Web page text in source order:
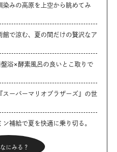
染みの高原を上空から眺めてみ
館で涼む、夏の間だけの贅沢なア
浴×酵素風呂の良いとこ取りで
スーパーマリオブラザーズ』の世
補給で夏を快適に乗り切る。
にみる？